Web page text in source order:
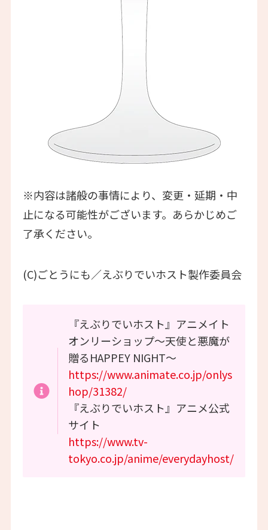
※内容は諸般の事情により、変更・延期・中
止になる可能性がございます。あらかじめご
了承ください。
(C)ごとうにも／えぶりでいホスト製作委員会
『えぶりでいホスト』アニメイト
オンリーショップ〜天使と悪魔が
贈るHAPPEY NIGHT〜
https://www.animate.co.jp/onlys
hop/31382/
『えぶりでいホスト』アニメ公式
サイト
https://www.tv-
tokyo.co.jp/anime/everydayhost/